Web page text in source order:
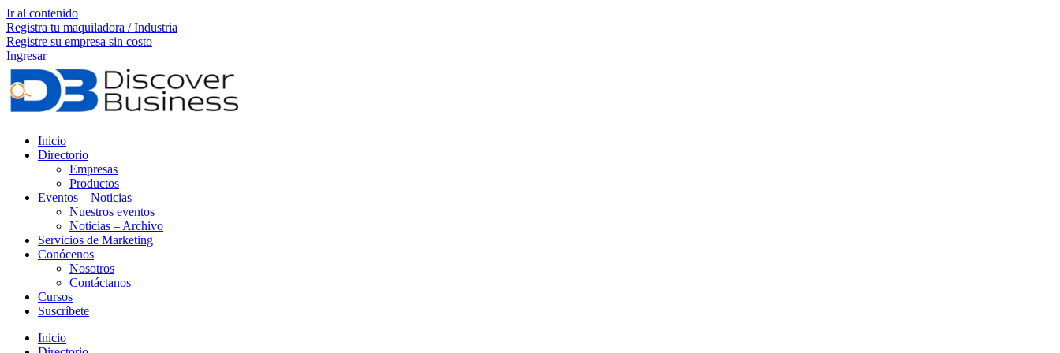
Ir al contenido
Registra tu maquiladora / Industria
Registre su empresa sin costo
Ingresar
Inicio
Directorio
Empresas
Productos
Eventos – Noticias
Nuestros eventos
Noticias – Archivo
Servicios de Marketing
Conócenos
Nosotros
Contáctanos
Cursos
Suscríbete
Inicio